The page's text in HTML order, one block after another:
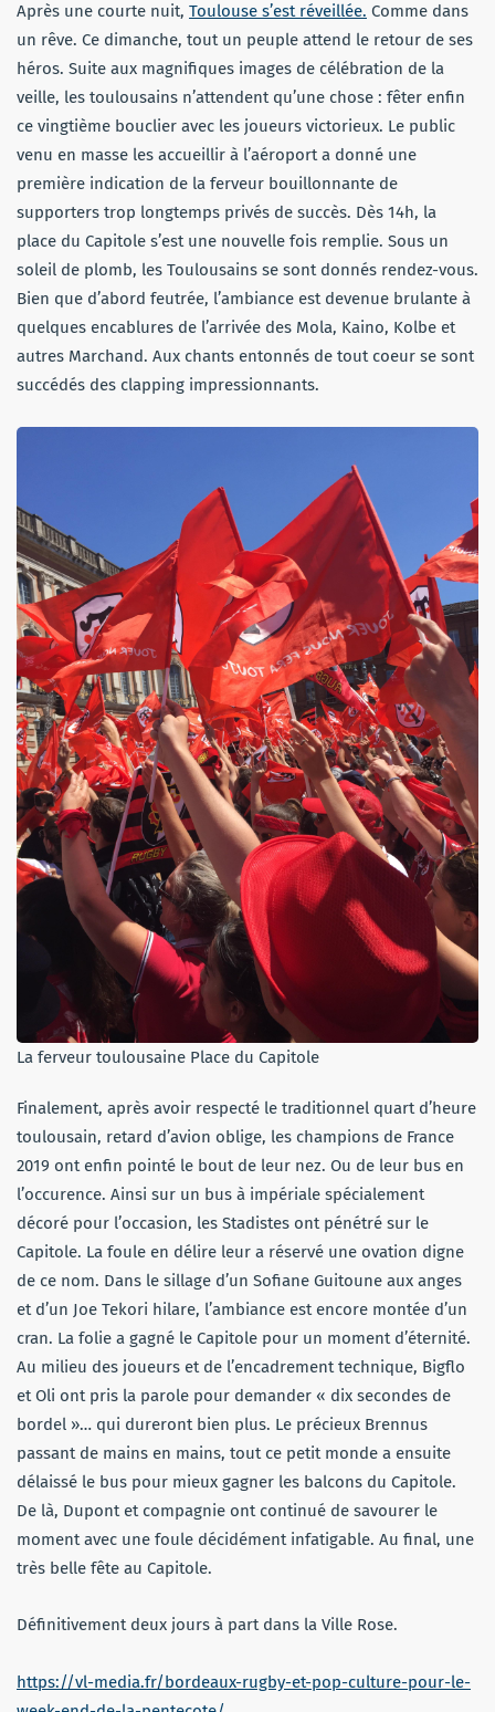
Après une courte nuit, Toulouse s’est réveillée. Comme dans
un rêve. Ce dimanche, tout un peuple attend le retour de ses
héros. Suite aux magnifiques images de célébration de la
veille, les toulousains n’attendent qu’une chose : fêter enfin
ce vingtième bouclier avec les joueurs victorieux. Le public
venu en masse les accueillir à l’aéroport a donné une
première indication de la ferveur bouillonnante de
supporters trop longtemps privés de succès. Dès 14h, la
place du Capitole s’est une nouvelle fois remplie. Sous un
soleil de plomb, les Toulousains se sont donnés rendez-vous.
Bien que d’abord feutrée, l’ambiance est devenue brulante à
quelques encablures de l’arrivée des Mola, Kaino, Kolbe et
autres Marchand. Aux chants entonnés de tout coeur se sont
succédés des clapping impressionnants.
La ferveur toulousaine Place du Capitole
Finalement, après avoir respecté le traditionnel quart d’heure
toulousain, retard d’avion oblige, les champions de France
2019 ont enfin pointé le bout de leur nez. Ou de leur bus en
l’occurence. Ainsi sur un bus à impériale spécialement
décoré pour l’occasion, les Stadistes ont pénétré sur le
Capitole. La foule en délire leur a réservé une ovation digne
de ce nom. Dans le sillage d’un Sofiane Guitoune aux anges
et d’un Joe Tekori hilare, l’ambiance est encore montée d’un
cran. La folie a gagné le Capitole pour un moment d’éternité.
Au milieu des joueurs et de l’encadrement technique, Bigflo
et Oli ont pris la parole pour demander « dix secondes de
bordel »… qui dureront bien plus. Le précieux Brennus
passant de mains en mains, tout ce petit monde a ensuite
délaissé le bus pour mieux gagner les balcons du Capitole.
De là, Dupont et compagnie ont continué de savourer le
moment avec une foule décidément infatigable. Au final, une
très belle fête au Capitole.
Définitivement deux jours à part dans la Ville Rose.
https://vl-media.fr/bordeaux-rugby-et-pop-culture-pour-le-